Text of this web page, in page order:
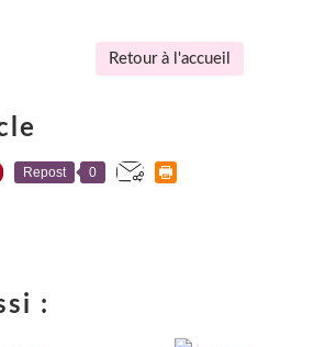
Retour à l'accueil
Repost 0
: